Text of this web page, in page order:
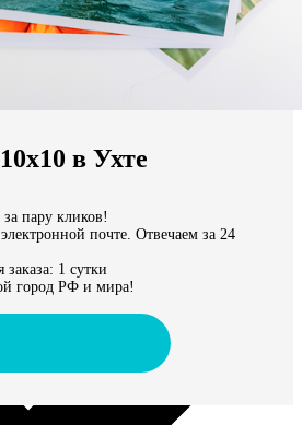
миру
в Ухте
пару кликов!
почте. Отвечаем за 24
1 сутки
город РФ и мира!